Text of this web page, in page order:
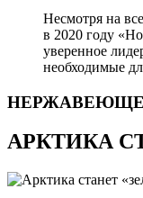
Несмотря на
в 2020 году
уверенное
необходимые
АРКТИКА